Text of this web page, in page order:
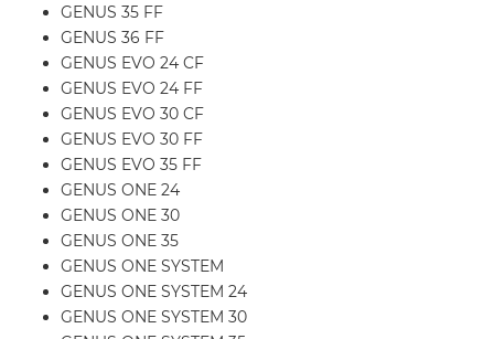
GENUS 35 FF
GENUS 36 FF
GENUS EVO 24 CF
GENUS EVO 24 FF
GENUS EVO 30 CF
GENUS EVO 30 FF
GENUS EVO 35 FF
GENUS ONE 24
GENUS ONE 30
GENUS ONE 35
GENUS ONE SYSTEM
GENUS ONE SYSTEM 24
GENUS ONE SYSTEM 30